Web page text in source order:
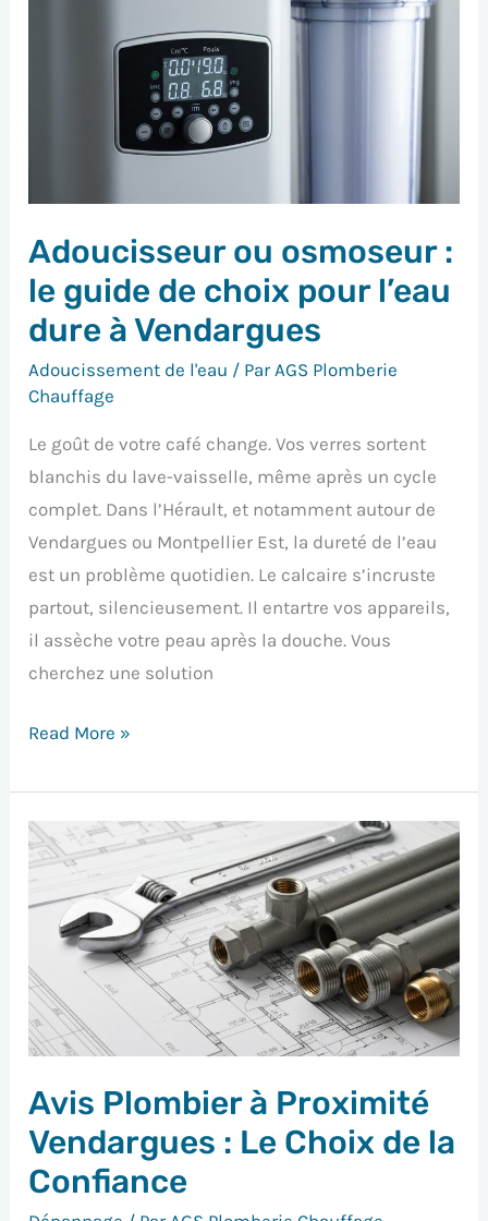
Adoucisseur ou osmoseur :
le guide de choix pour l’eau
dure à Vendargues
Adoucissement de l'eau / Par AGS Plomberie
Chauffage
Le goût de votre café change. Vos verres sortent
blanchis du lave-vaisselle, même après un cycle
complet. Dans l’Hérault, et notamment autour de
Vendargues ou Montpellier Est, la dureté de l’eau
est un problème quotidien. Le calcaire s’incruste
partout, silencieusement. Il entartre vos appareils,
il assèche votre peau après la douche. Vous
cherchez une solution
pour
l’eau
dure
à
Vendargues
Read More »
Avis Plombier à Proximité
Vendargues : Le Choix de la
Confiance
Avis
Plombier
à
Proximité
Vendargues
:
Le
de
la
Confiance